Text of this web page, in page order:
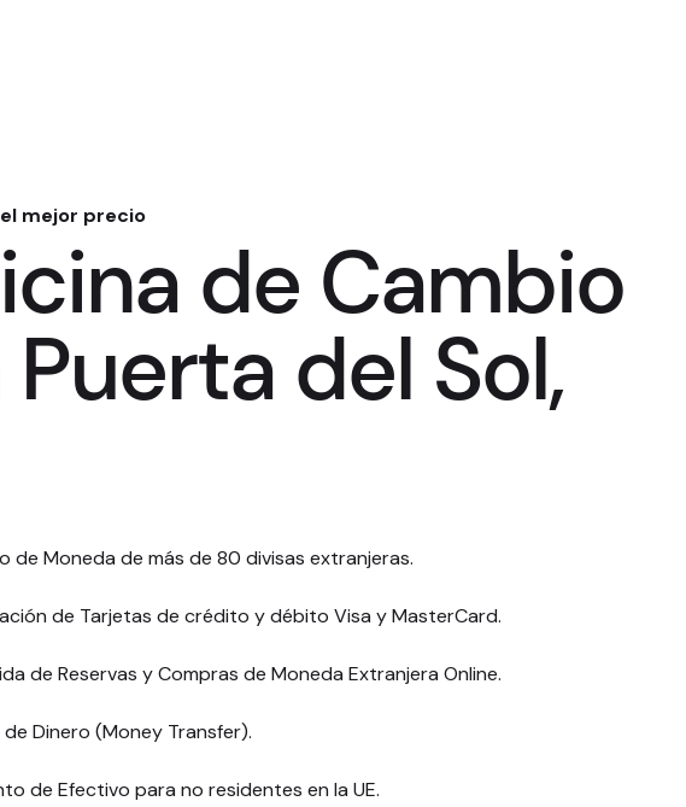
mejor precio
de Cambio
del Sol,
de Moneda de más de 80 divisas extranjeras.
de Tarjetas de crédito y débito Visa y MasterCard.
de Reservas y Compras de Moneda Extranjera Online.
de Dinero (Money Transfer).
de Efectivo para no residentes en la UE.